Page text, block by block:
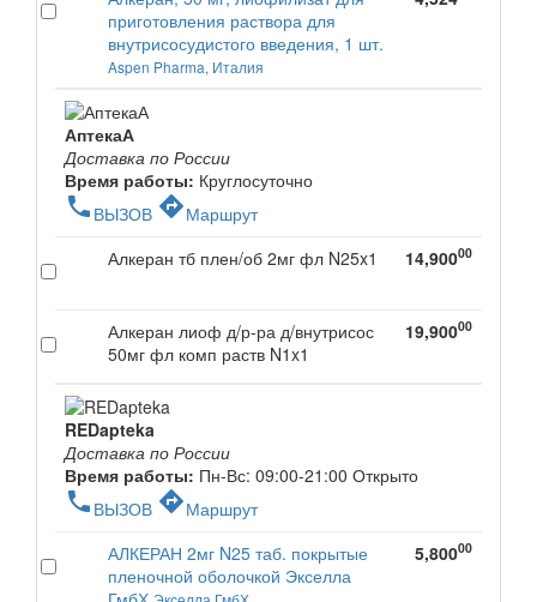
приготовления раствора для
внутрисосудистого введения, 1 шт.
Aspen Pharma, Италия
АптекаА
Доставка по России
Время работы: Круглосуточно
phone ВЫЗОВ directionsМаршрут
Алкеран тб плен/об 2мг фл N25x1
14,90000
Алкеран лиоф д/р-ра д/внутрисос
50мг фл комп раств N1x1
19,90000
REDapteka
Доставка по России
Время работы: Пн-Вс: 09:00-21:00 Открыто
phone ВЫЗОВ directionsМаршрут
АЛКЕРАН 2мг N25 таб. покрытые
пленочной оболочкой Экселла
5,80000